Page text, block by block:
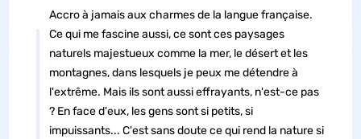
Accro à jamais aux charmes de la langue française.
Ce qui me fascine aussi, ce sont ces paysages
naturels majestueux comme la mer, le désert et les
montagnes, dans lesquels je peux me détendre à
l'extrême. Mais ils sont aussi effrayants, n'est-ce pas
? En face d'eux, les gens sont si petits, si
impuissants... C'est sans doute ce qui rend la nature si